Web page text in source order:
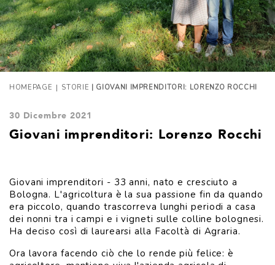
HOMEPAGE | STORIE | GIOVANI IMPRENDITORI: LORENZO ROCCHI
30 Dicembre 2021
Giovani imprenditori: Lorenzo Rocchi
Giovani imprenditori - 33 anni, nato e cresciuto a
Bologna. L'agricoltura è la sua passione fin da quando
era piccolo, quando trascorreva lunghi periodi a casa
dei nonni tra i campi e i vigneti sulle colline bolognesi.
Ha deciso così di laurearsi alla Facoltà di Agraria.
Ora lavora facendo ciò che lo rende più felice: è